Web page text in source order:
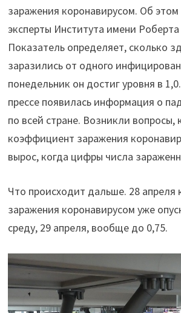
заражения коронавирусом. Об
эксперты Института имени
Показатель определяет, сколько
заразились от одного
понедельник он достиг уровня в
прессе появилась информация о
по всей стране. Возникли вопросы,
коэффициент заражения
вырос, когда цифры числа
Что происходит дальше. 28
заражения коронавирусом уже
среду, 29 апреля, вообще до 0,75.